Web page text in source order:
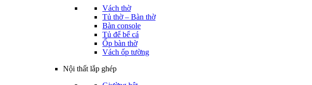
Vách thờ
Tủ thờ – Bàn thờ
Bàn console
Tủ để bể cá
Ốp bàn thờ
Vách ốp tường
Nội thất lắp ghép